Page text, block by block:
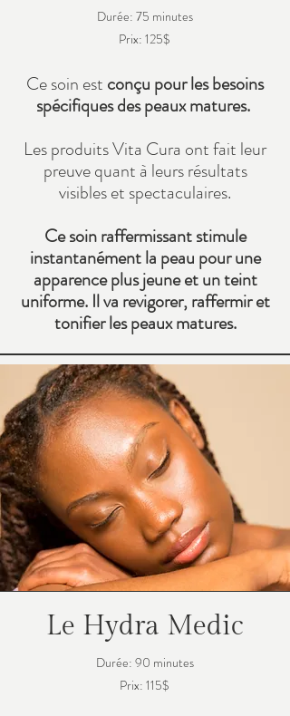
Durée: 75 minutes
Prix: 125$
Ce soin est conçu pour les besoins
spécifiques des peaux matures.
Lesproduits Vita Cura ont fait leur
preuve quant à leurs résultats
visibles et spectaculaires.
Ce soin raffermissant stimule
instantanément la peau pour une
apparence plus jeune et un teint
uniforme. Il va revigorer, raffermir et
tonifier les peaux matures.
Le Hydra Medic
Durée: 90 minutes
Prix: 115$